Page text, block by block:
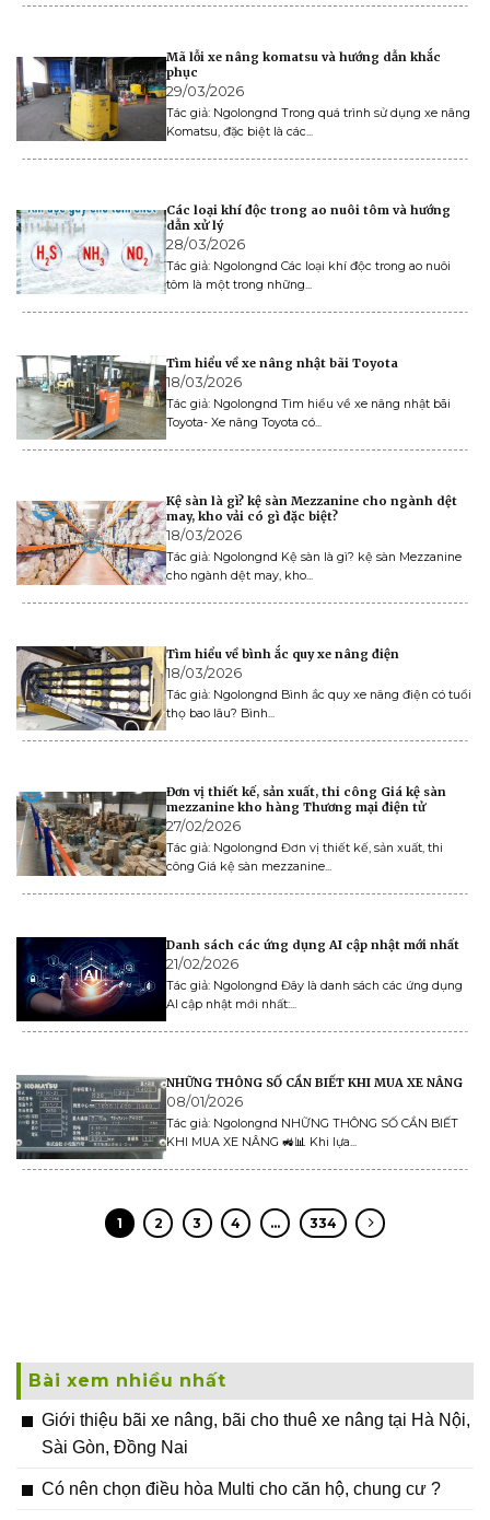
Mã lỗi xe nâng komatsu và hướng dẫn khắc
phục
29/03/2026
Tác giả: Ngolongnd Trong quá trình sử dụng xe nâng
Komatsu, đặc biệt là các...
Các loại khí độc trong ao nuôi tôm và hướng
dẫn xử lý
28/03/2026
Tác giả: Ngolongnd Các loại khí độc trong ao nuôi
tôm là một trong những...
Tìm hiểu về xe nâng nhật bãi Toyota
18/03/2026
Tác giả: Ngolongnd Tìm hiểu về xe nâng nhật bãi
Toyota- Xe nâng Toyota có...
Kệ sàn là gì? kệ sàn Mezzanine cho ngành dệt
may, kho vải có gì đặc biệt?
18/03/2026
Tác giả: Ngolongnd Kệ sàn là gì? kệ sàn Mezzanine
cho ngành dệt may, kho...
Tìm hiểu về bình ắc quy xe nâng điện
18/03/2026
Tác giả: Ngolongnd Bình ắc quy xe nâng điện có tuổi
thọ bao lâu? Bình...
Đơn vị thiết kế, sản xuất, thi công Giá kệ sàn
mezzanine kho hàng Thương mại điện tử
27/02/2026
Tác giả: Ngolongnd Đơn vị thiết kế, sản xuất, thi
công Giá kệ sàn mezzanine...
Danh sách các ứng dụng AI cập nhật mới nhất
21/02/2026
Tác giả: Ngolongnd Đây là danh sách các ứng dụng
AI cập nhật mới nhất:...
NHỮNG THÔNG SỐ CẦN BIẾT KHI MUA XE NÂNG
08/01/2026
Tác giả: Ngolongnd NHỮNG THÔNG SỐ CẦN BIẾT
KHI MUA XE NÂNG 🚜📊 Khi lựa...
1 2 3 4 … 334
Bài xem nhiều nhất
Giới thiệu bãi xe nâng, bãi cho thuê xe nâng tại Hà Nội,
Sài Gòn, Đồng Nai
Có nên chọn điều hòa Multi cho căn hộ, chung cư ?